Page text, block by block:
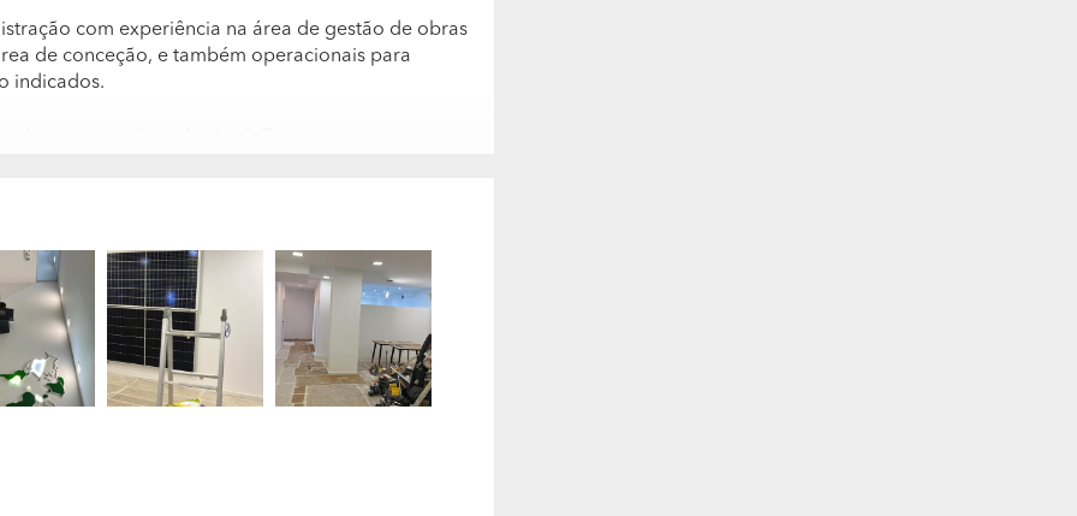
com experiência na área de gestão de obras
de conceção, e também operacionais para
indicados.
algum tipo de trabalho? Em que categoria
efetuar todos os trabalhos necessários para a
em que tipos de trabalho?
e Especialidades - Construção de Moradias
e edifícios - Implementação de sistemas de
maior frequência?
Térmicos em Edifícios - Implementação de